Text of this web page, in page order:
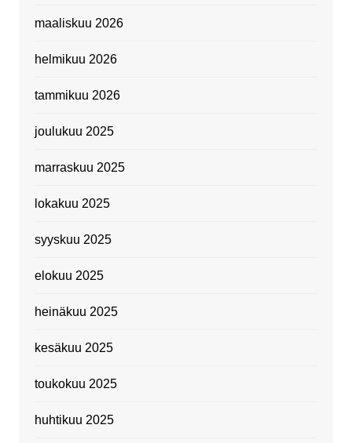
maaliskuu 2026
helmikuu 2026
tammikuu 2026
joulukuu 2025
marraskuu 2025
lokakuu 2025
syyskuu 2025
elokuu 2025
heinäkuu 2025
kesäkuu 2025
toukokuu 2025
huhtikuu 2025